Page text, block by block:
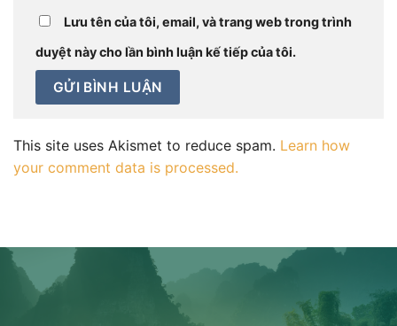
Lưu tên của tôi, email, và trang web trong trình
duyệt này cho lần bình luận kế tiếp của tôi.
This site uses Akismet to reduce spam. Learn how
your comment data is processed.